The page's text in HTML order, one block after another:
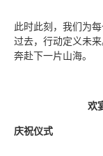
此时此刻，我们为
过去，行动定义未
奔赴下一片山海。
欢
庆祝仪式